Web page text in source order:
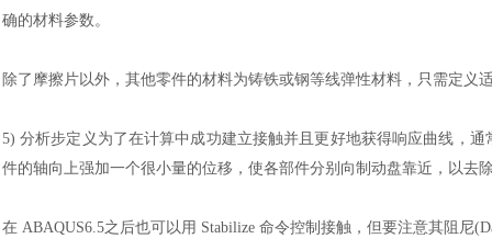
确的材料参数。
除了摩擦片以外，其他零件的材料为铸铁或钢等线弹性材料，只需定
5)分析步定义为了在计算中成功建立接触并且更好地获得响应曲线，
件的轴向上强加一个很小量的位移，使各部件分别向制动盘靠近，以去
在 ABAQUS6.5之后也可以用 Stabilize 命令控制接触，但要注意其阻尼
汽车交通